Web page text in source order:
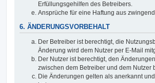
Erfüllungsgehilfen des Betreibers.
Ansprüche für eine Haftung aus
6. ÄNDERUNGSVORBEHALT
Der Betreiber ist berechtigt, die
Änderung wird dem Nutzer per E-Mail
Der Nutzer ist berechtigt, den
zwischen dem Betreiber und dem Nutzer
Die Änderungen gelten als anerkannt